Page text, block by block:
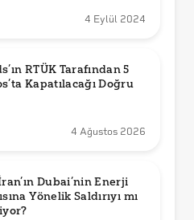
4 Eylül 2024
RTÜK Tarafından 5
Kapatılacağı Doğru
4 Ağustos 2026
Dubai’nin Enerji
Yönelik Saldırıyı mı